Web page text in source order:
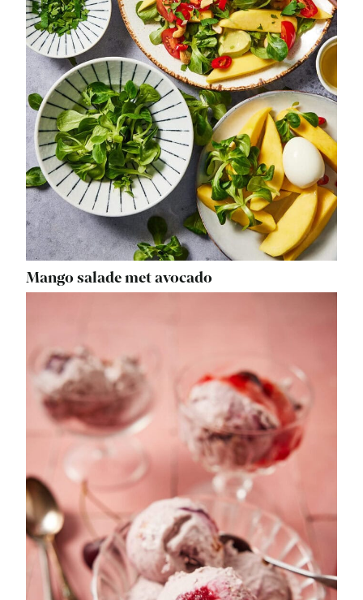
Mango salade met avocado